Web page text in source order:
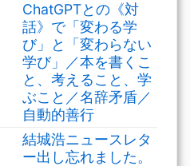
ChatGPTとの《対
話》で「変わる学
び」と「変わらない
学び」／本を書くこ
と、考えること、学
ぶこと／名辞矛盾／
自動的善行
結城浩ニュースレタ
ー出し忘れました。